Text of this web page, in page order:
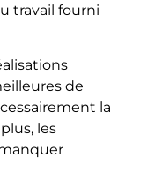
travail fourni
de
la
les